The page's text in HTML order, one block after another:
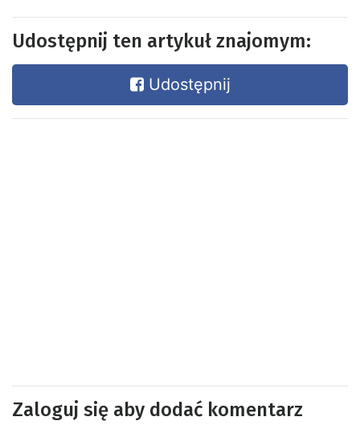
Udostępnij ten artykuł znajomym:
Udostępnij
Zaloguj się aby dodać komentarz